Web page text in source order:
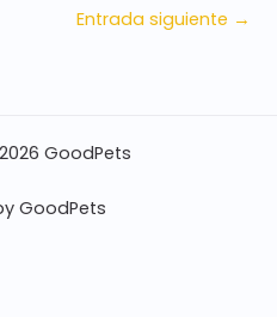
Entrada siguiente →
GoodPets
GoodPets